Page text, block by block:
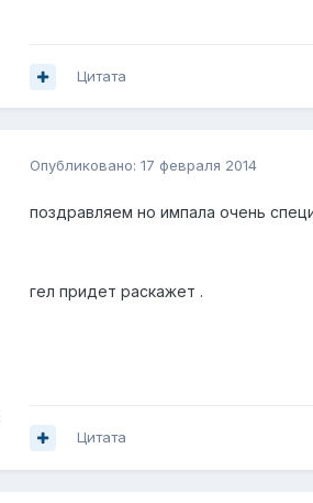
Цитата
Опубликовано: 17 февраля 2014
поздравляем но импала очень
гел придет раскажет .
Цитата